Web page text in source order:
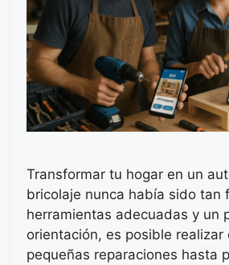
Transformar tu hogar en un
bricolaje nunca había sido tan
herramientas adecuadas y un
orientación, es posible realizar
pequeñas reparaciones hasta